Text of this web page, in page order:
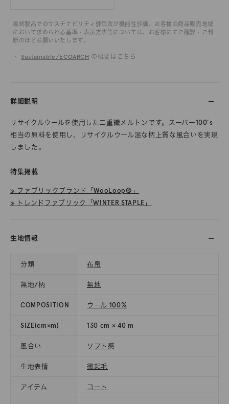
最終製品でのサステナビリティ評価及び機能性評価、お客様の商品販売地域
において求められる基準・表示方法等については、お客様にてご確認・ご判
断のほどお願いいたします。
・ Sustainable/ECOARCH の概要はこちら
詳細説明
リサイクルウールを使用した二重織メルトンです。スーパー100’s
相当の原料を使用し、リサイクルウール混な柄上質な風合いを実現
しました。
特集掲載
≫ ファブリックブランド「WooLoop®」
≫ トレンドファブリック「WINTER STAPLE」
生地情報
分類 布帛
無地/柄 無地
COMPOSITION ウール 100%
SIZE(cm×m) 130 cm × 40 m
風合い ソフト感
生地表情 微起毛
アイテム コート